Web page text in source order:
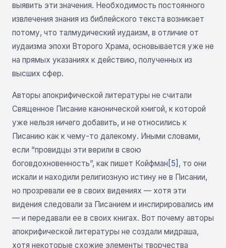
выявить эти значения. Необходимость постоянного
извлечения знания из библейского текста возникает
потому, что талмудический иудаизм, в отличие от
иудаизма эпохи Второго Храма, основывается уже не
на прямых указаниях к действию, полученных из
высших сфер.
Авторы апокрифической литературы не считали
Священное Писание канонической книгой, к которой
уже нельзя ничего добавить, и не относились к
Писанию как к чему-то далекому. Иными словами,
если “провидцы эти верили в свою
боговдохновенность”, как пишет Койфман [5] , то они
искали и находили религиозную истину не в Писании,
но прозревали ее в своих видениях — хотя эти
видения следовали за Писанием и инспирировались им
— и передавали ее в своих книгах. Вот почему авторы
апокрифической литературы не создали мидраша,
хотя некоторые схожие элементы творчества